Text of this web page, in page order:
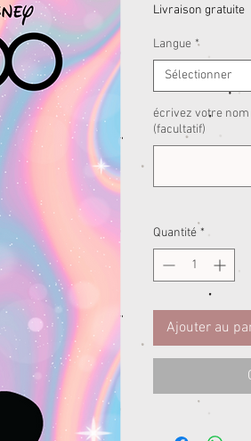
Livraison gratuite
Langue *
Sélectionner
écrivez votre
(facultatif)
Quantité *
Ajouter au